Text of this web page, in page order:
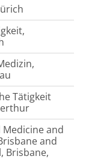
Tätigkeit
and
and
Brisbane,